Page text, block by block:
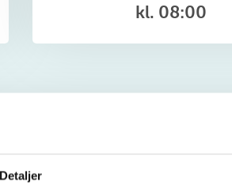
Detaljer
kl. 08:00
klatrekonkurranse og